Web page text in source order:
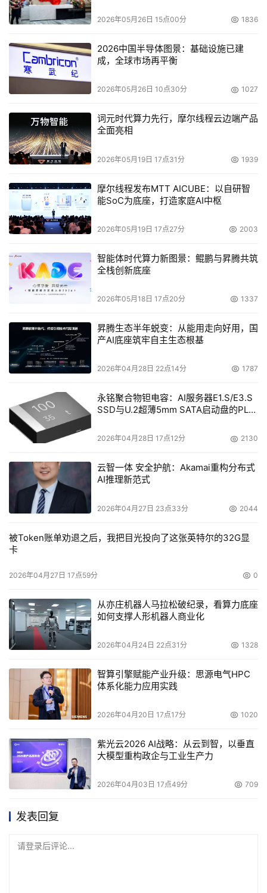
2026年05月26日 15点00分 1836
2026中国半导体图景：基础设施已建
成，全球市场再平衡
2026年05月26日 10点30分 1027
词元时代算力先行，摩尔线程云边端产品
全面亮相
2026年05月19日 17点31分 1939
摩尔线程发布MTT AICUBE：以自研智
能SoC为底座，打造家庭AI中枢
2026年05月19日 17点27分 2003
智能体时代算力新图景：鲲鹏与昇腾共筑
全栈创新底座
2026年05月18日 17点20分 1337
昇腾生态半年蜕变：从能用走向好用，国
产AI底座筑牢自主生态根基
2026年04月28日 22点14分 1787
永铭聚合物钽电容：AI服务器E1.S/E3.S
SSD与U.2超薄5mm SATA启动盘的PLP
2026年04月28日 17点12分 2130
云智一体 安全护航：Akamai重构分布式
AI推理新范式
2026年04月27日 23点33分 2044
被Token账单劝退之后，我把目光投向了这张英特尔的32G显
卡
2026年04月27日 17点59分 0
从亦庄机器人马拉松破纪录，看算力底座
如何支撑人形机器人商业化
2026年04月24日 22点31分 1328
智算引擎赋能产业升级：思源电气HPC
体系化能力应用实践
2026年04月20日 17点17分 1020
紫光云2026 AI战略：从云到智，以垂直
大模型重构政企与工业生产力
2026年04月03日 17点49分 709
发表回复
请登录后评论...